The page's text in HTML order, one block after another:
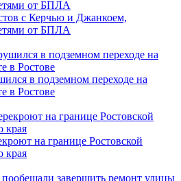
с Керчью и Джанкоем,
от БПЛА
в подземном переходе на
в Ростове
на границе Ростовской
края